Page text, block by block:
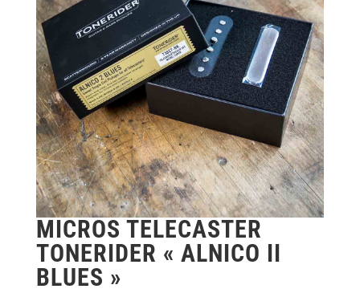
MICROS TELECASTER
TONERIDER « ALNICO II
BLUES »